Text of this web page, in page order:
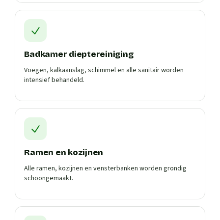
Badkamer dieptereiniging
Voegen, kalkaanslag, schimmel en alle sanitair worden
intensief behandeld.
Ramen en kozijnen
Alle ramen, kozijnen en vensterbanken worden grondig
schoongemaakt.